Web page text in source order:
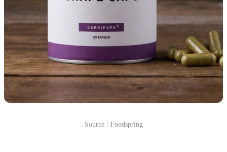
Source : Foodspring